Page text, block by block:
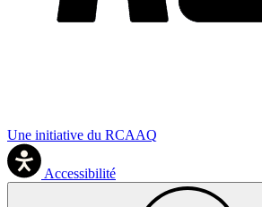
Une initiative du RCAAQ
Accessibilité